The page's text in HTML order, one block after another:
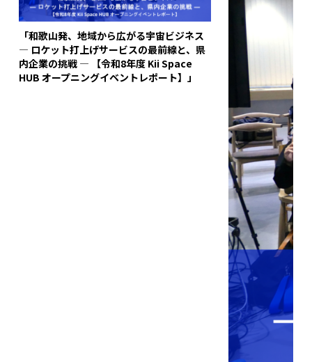
「和歌山発、地域から広がる宇宙ビジネス
― ロケット打上げサービスの最前線と、県
内企業の挑戦 ― 【令和8年度 Kii Space
HUB オープニングイベントレポート】」